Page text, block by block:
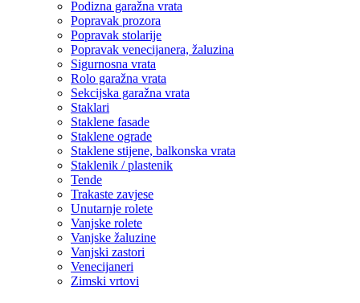
Podizna garažna vrata
Popravak prozora
Popravak stolarije
Popravak venecijanera, žaluzina
Sigurnosna vrata
Rolo garažna vrata
Sekcijska garažna vrata
Staklari
Staklene fasade
Staklene ograde
Staklene stijene, balkonska vrata
Staklenik / plastenik
Tende
Trakaste zavjese
Unutarnje rolete
Vanjske rolete
Vanjske žaluzine
Vanjski zastori
Venecijaneri
Zimski vrtovi